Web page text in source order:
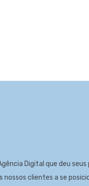
Digital que deu
nossos clientes a se